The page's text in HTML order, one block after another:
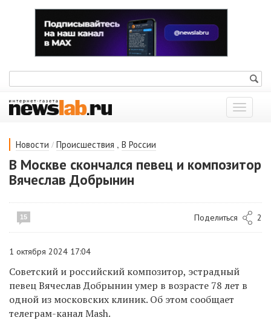
Показать
меню
Новости / Происшествия , В России
В Москве скончался певец и композитор
Вячеслав Добрынин
15 Поделиться 2
1 октября 2024 17:04
Советский и российский композитор, эстрадный
певец Вячеслав Добрынин умер в возрасте 78 лет в
одной из московских клиник. Об этом сообщает
телеграм-канал Mash.